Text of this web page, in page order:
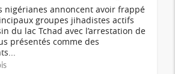
nigérianes annoncent avoir frappé
groupes jihadistes actifs
du lac Tchad avec l’arrestation de
présentés comme des